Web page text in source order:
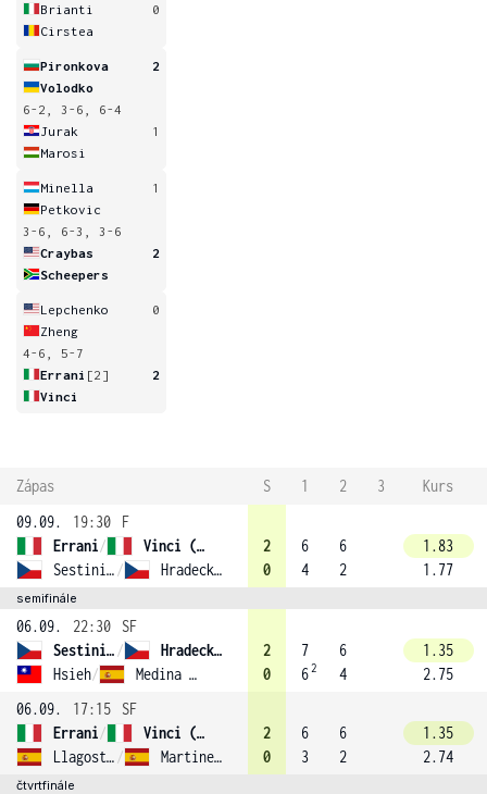
Brianti
0
Cirstea
Pironkova
2
Volodko
6-2, 3-6, 6-4
Jurak
1
Marosi
Minella
1
Petkovic
3-6, 6-3, 3-6
Craybas
2
Scheepers
Lepchenko
0
Zheng
4-6, 5-7
Errani [2]
2
Vinci
Zápas S 1 2 3
Kurs
09.09.
19:30
F
Errani/
Vinci (2)
Sestini Hlaváčková / Hradecká (3)
2
0
6
4
6
2
1.83
1.77
semifinále
06.09. 22:30
SF
Sestini Hlaváčková /
Hradecká (3)
Hsieh/ Medina Garrigues (16)
2
0
7
62
6
4
1.35
2.75
06.09.
17:15
SF
Errani/
Vinci (2)
Llagostera Vives / Martinez Sanchez (8)
2
0
6
3
6
2
1.35
2.74
čtvrtfinále